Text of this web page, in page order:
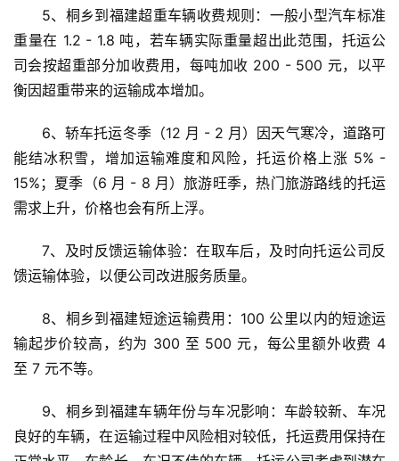
5、桐乡到福建超重车辆收费规则：一般小型汽车标准
重量在 1.2 - 1.8 吨，若车辆实际重量超出此范围，托运公
司会按超重部分加收费用，每吨加收 200 - 500 元，以平
衡因超重带来的运输成本增加。
6、轿车托运冬季（12 月 - 2 月）因天气寒冷，道路可
能结冰积雪，增加运输难度和风险，托运价格上涨 5% -
15%；夏季（6 月 - 8 月）旅游旺季，热门旅游路线的托运
需求上升，价格也会有所上浮。
7、及时反馈运输体验：在取车后，及时向托运公司反
馈运输体验，以便公司改进服务质量。
8、桐乡到福建短途运输费用：100 公里以内的短途运
输起步价较高，约为 300 至 500 元，每公里额外收费 4
至 7 元不等。
9、桐乡到福建车辆年份与车况影响：车龄较新、车况
良好的车辆，在运输过程中风险相对较低，托运费用保持在